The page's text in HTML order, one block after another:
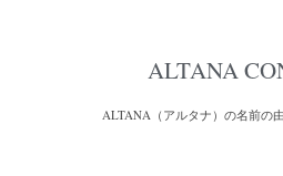
ALTANA
ALTANA（アルタナ）の名前の